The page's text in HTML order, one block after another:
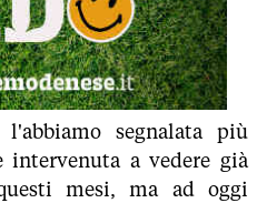
segnalata più
a vedere già
mesi, ma ad oggi